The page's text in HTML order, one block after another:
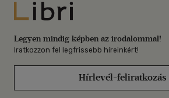
Libri
Legyen mindig képben az irodalommal!
Iratkozzon fel legfrissebb híreinkért!
Hírlevél-feliratkozás